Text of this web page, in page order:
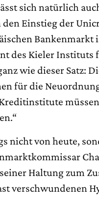
sich natürlich
Einstieg der
Bankenmarkt
des Kieler
wie dieser Satz:
für die
nicht von heute,
Haltung zum
verschwundenen